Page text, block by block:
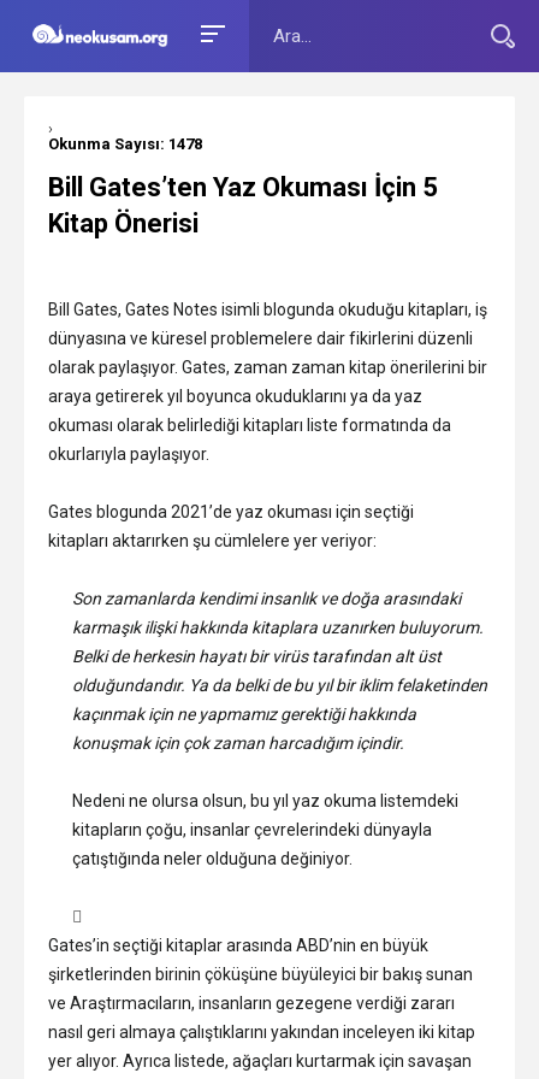
›
Okunma Sayısı: 1478
Bill Gates’ten Yaz Okuması İçin 5
Kitap Önerisi
Bill Gates, Gates Notes isimli blogunda okuduğu kitapları, iş
dünyasına ve küresel problemelere dair fikirlerini düzenli
olarak paylaşıyor. Gates, zaman zaman kitap önerilerini bir
araya getirerek yıl boyunca okuduklarını ya da yaz
okuması olarak belirlediği kitapları liste formatında da
okurlarıyla paylaşıyor.
Gates blogunda 2021’de yaz okuması için seçtiği
kitapları aktarırken şu cümlelere yer veriyor:
Son zamanlarda kendimi insanlık ve doğa arasındaki
karmaşık ilişki hakkında kitaplara uzanırken buluyorum.
Belki de herkesin hayatı bir virüs tarafından alt üst
olduğundandır. Ya da belki de bu yıl bir iklim felaketinden
kaçınmak için ne yapmamız gerektiği hakkında
konuşmak için çok zaman harcadığım içindir.
Nedeni ne olursa olsun, bu yıl yaz okuma listemdeki
kitapların çoğu, insanlar çevrelerindeki dünyayla
çatıştığında neler olduğuna değiniyor.
Gates’in seçtiği kitaplar arasında ABD’nin en büyük
şirketlerinden birinin çöküşüne büyüleyici bir bakış sunan
ve Araştırmacıların, insanların gezegene verdiği zararı
nasıl geri almaya çalıştıklarını yakından inceleyen iki kitap
yer alıyor. Ayrıca listede, ağaçları kurtarmak için savaşan